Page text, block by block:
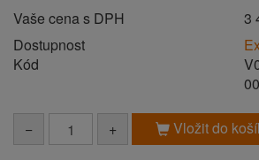
Vaše cena s DPH
3
Dostupnost
Kód
− + Vložit do